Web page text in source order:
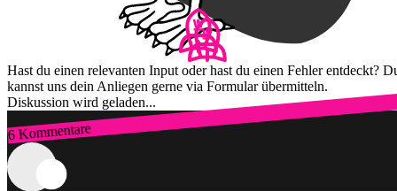
Hast du einen relevanten Input oder hast du einen Fehler entdeckt?
kannst uns dein Anliegen gerne via Formular übermitteln.
Diskussion wird geladen...
6 Kommentare
Zum Login